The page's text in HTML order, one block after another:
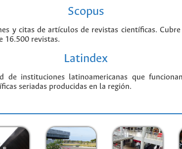
Scopus
y citas de artículos de revistas científicas.
16.500 revistas.
Latindex
instituciones latinoamericanas que
seriadas producidas en la región.